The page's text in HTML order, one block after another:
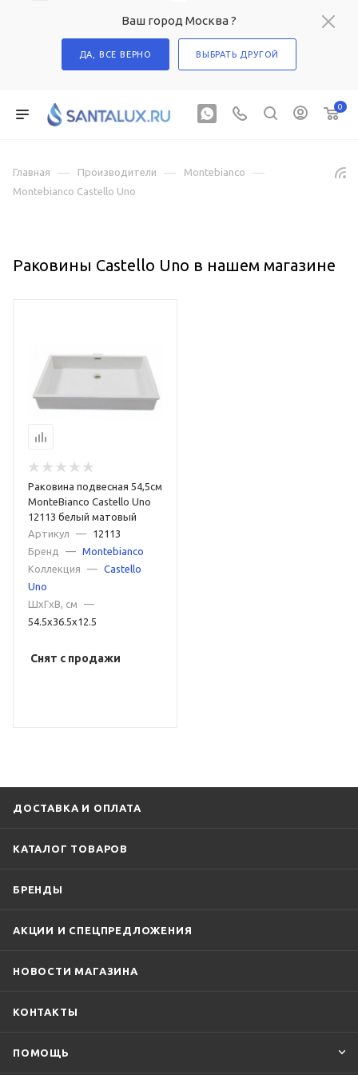
Ваш город Москва ?
ДА, ВСЕ ВЕРНО ВЫБРАТЬ ДРУГОЙ
0
Главная — Производители — Montebianco —
Montebianco Castello Uno
Раковины Castello Uno в нашем магазине
Раковина подвесная 54,5см
MonteBianco Castello Uno
12113 белый матовый
Артикул
—
12113
Бренд
— Montebianco
Коллекция
— Castello
Uno
ШxГxВ, см
—
54.5x36.5x12.5
Снят с продажи
ДОСТАВКА И ОПЛАТА
КАТАЛОГ ТОВАРОВ
БРЕНДЫ
АКЦИИ И СПЕЦПРЕДЛОЖЕНИЯ
НОВОСТИ МАГАЗИНА
КОНТАКТЫ
ПОМОЩЬ